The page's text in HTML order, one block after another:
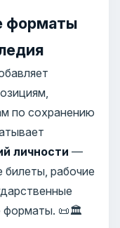
форматы
по сохранению
личности —
билеты, рабочие
форматы. 📜🏛️